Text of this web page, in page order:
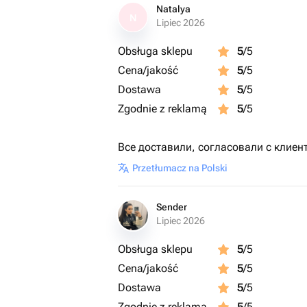
Natalya
Lipiec 2026
Obsługa sklepu 5/5
Cena/jakość
5/5
Dostawa
5/5
Zgodnie z reklamą
5/5
Все доставили, согласовали с
Przetłumacz na Polski
Sender
Lipiec 2026
Obsługa sklepu 5/5
Cena/jakość
5/5
Dostawa
5/5